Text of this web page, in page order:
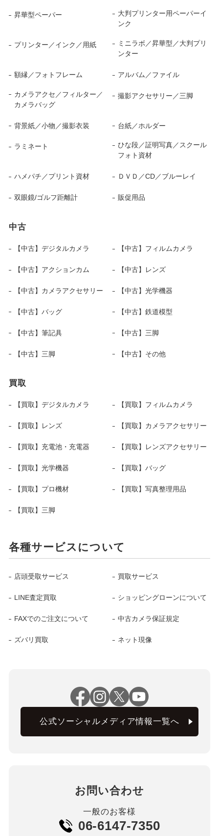
昇華型ペーパー
大判プリンター用ペーパーイ
ンク
プリンター／インク／用紙
ミニラボ／昇華型／大判プリ
ンター
額縁／フォトフレーム アルバム／ファイル
カメラアクセ／フィルター／
カメラバッグ
撮影アクセサリー／三脚
背景紙／小物／撮影衣装 台紙／ホルダー
ラミネート
ひな段／証明写真／スクール
フォト資材
ハメパチ／プリント資材 ＤＶＤ／CD／ブルーレイ
双眼鏡/ゴルフ距離計 販促用品
中古
【中古】デジタルカメラ 【中古】フィルムカメラ
【中古】アクションカム 【中古】レンズ
【中古】カメラアクセサリー 【中古】光学機器
【中古】バッグ 【中古】鉄道模型
【中古】筆記具 【中古】三脚
【中古】三脚 【中古】その他
買取
【買取】デジタルカメラ 【買取】フィルムカメラ
【買取】レンズ 【買取】カメラアクセサリー
【買取】充電池・充電器 【買取】レンズアクセサリー
【買取】光学機器 【買取】バッグ
【買取】プロ機材 【買取】写真整理用品
【買取】三脚
各種サービスについて
店頭受取サービス 買取サービス
LINE査定買取 ショッピングローンについて
FAXでのご注文について 中古カメラ保証規定
ズバリ買取 ネット現像
公式ソーシャルメディア情報一覧へ
お問い合わせ
一般のお客様
06-6147-7350